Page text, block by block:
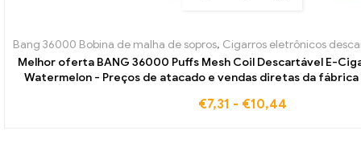
Bang 36000 Bobina de malha de sopros, Cigarros eletrônicos
Melhor oferta BANG 36000 Puffs Mesh Coil Descartável E-
Watermelon - Preços de atacado e vendas diretas da
€7,31 - €10,44